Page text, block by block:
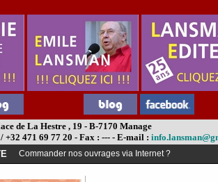
de La Hestre , 19 - B-7170 Manage
+32 471 69 77 20 - Fax : --- - E-mail :
Commander nos ouvrages via Internet ?